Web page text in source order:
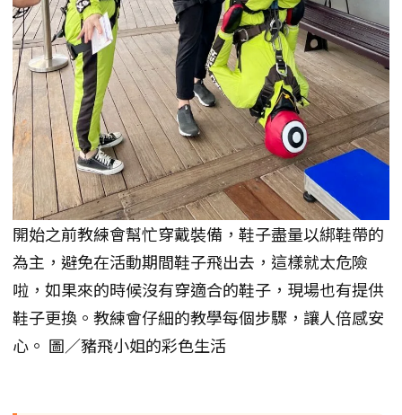
開始之前教練會幫忙穿戴裝備，鞋子盡量以綁鞋帶的
為主，避免在活動期間鞋子飛出去，這樣就太危險
啦，如果來的時候沒有穿適合的鞋子，現場也有提供
鞋子更換。教練會仔細的教學每個步驟，讓人倍感安
心。 圖／豬飛小姐的彩色生活